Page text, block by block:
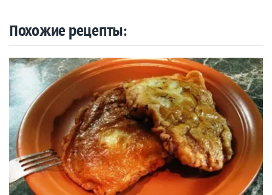
Похожие рецепты: